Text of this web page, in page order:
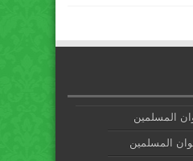
المسلمين
المسلمين